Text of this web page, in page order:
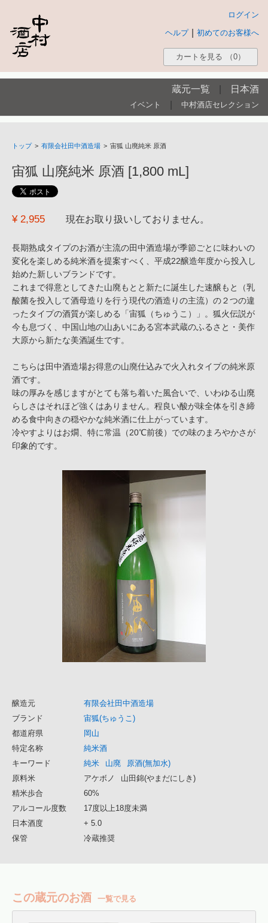
ログイン
初めてのお客様へ
ヘルプ
カートを見る （0）
蔵元一覧 日本酒
イベント 中村酒店セレクション
トップ > 有限会社田中酒造場 > 宙狐 山廃純米 原酒
宙狐 山廃純米 原酒 [1,800 mL]
¥ 2,955 現在お取り扱いしておりません。
長期熟成タイプのお酒が主流の田中酒造場が季節ごとに味わいの
変化を楽しめる純米酒を提案すべく、平成22醸造年度から投入し
始めた新しいブランドです。
これまで得意としてきた山廃もとと新たに誕生した速醸もと（乳
酸菌を投入して酒母造りを行う現代の酒造りの主流）の２つの違
ったタイプの酒質が楽しめる「宙狐（ちゅうこ）」。狐火伝説が
今も息づく、中国山地の山あいにある宮本武蔵のふるさと・美作
大原から新たな美酒誕生です。
こちらは田中酒造場お得意の山廃仕込みで火入れタイプの純米原
酒です。
味の厚みを感じますがとても落ち着いた風合いで、いわゆる山廃
らしさはそれほど強くはありません。程良い酸が味全体を引き締
める食中向きの穏やかな純米酒に仕上がっています。
冷やすよりはお燗、特に常温（20℃前後）での味のまろやかさが
印象的です。
醸造元
有限会社田中酒造場
ブランド
宙狐(ちゅうこ)
都道府県
岡山
特定名称
純米酒
キーワード
純米 山廃
原酒(無加水)
原料米
アケボノ
山田錦(やまだにしき)
精米歩合
60%
アルコール度数
17度以上18度未満
日本酒度
+ 5.0
保管
冷蔵推奨
この蔵元のお酒 一覧で見る